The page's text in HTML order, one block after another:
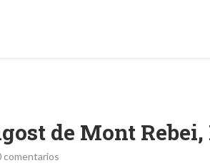
de Mont
comentarios